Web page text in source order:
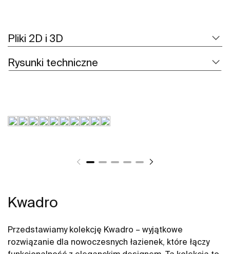
Pliki 2D i 3D
Rysunki techniczne
Kwadro
Przedstawiamy kolekcję Kwadro – wyjątkowe
rozwiązanie dla nowoczesnych łazienek, które łączy